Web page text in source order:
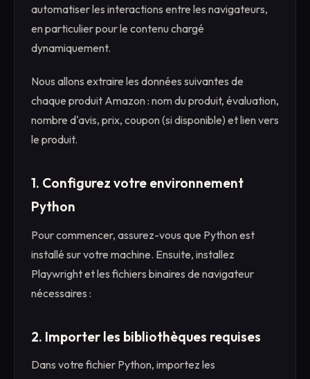
automatiser les interactions entre les navigateurs,
en particulier pour le contenu chargé
dynamiquement.
Nous allons extraire les données suivantes de
chaque produit Amazon : nom du produit, évaluation,
nombre d'avis, prix, coupon (si disponible) et lien vers
le produit.
1. Configurez votre environnement
Python
Pour commencer, assurez-vous que Python est
installé sur votre machine. Ensuite, installez
Playwright et les fichiers binaires de navigateur
nécessaires :
2. Importer les bibliothèques requises
Dans votre fichier Python, importez les